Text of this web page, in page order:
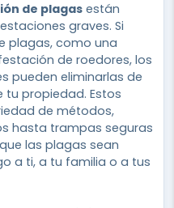
de plagas están
graves. Si
plagas, como una
de roedores, los
pueden eliminarlas de
propiedad. Estos
de métodos,
hasta trampas seguras
las plagas sean
a ti, a tu familia o a tus